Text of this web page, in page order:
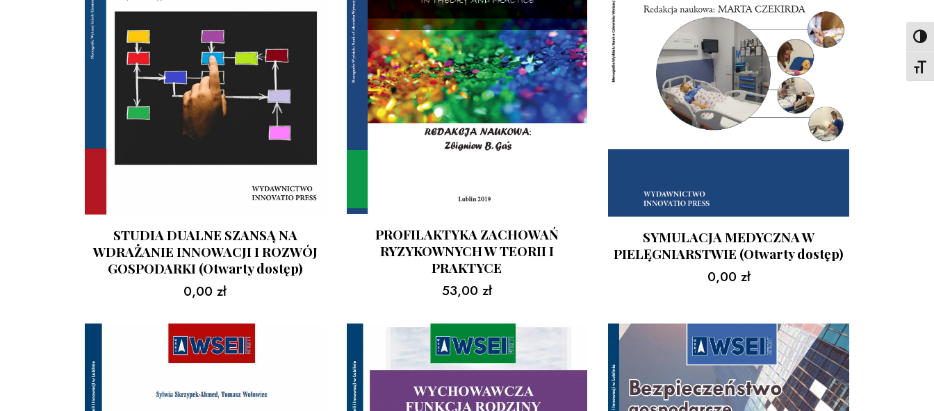
STUDIA DUALNE SZANSĄ NA
WDRAŻANIE INNOWACJI I ROZWÓJ
GOSPODARKI (Otwarty dostęp)
0,00zł
PROFILAKTYKA ZACHOWAŃ
RYZYKOWNYCH W TEORII I
PRAKTYCE
53,00 zł
SYMULACJA MEDYCZNA W
PIELĘGNIARSTWIE (Otwarty dostęp)
0,00 zł